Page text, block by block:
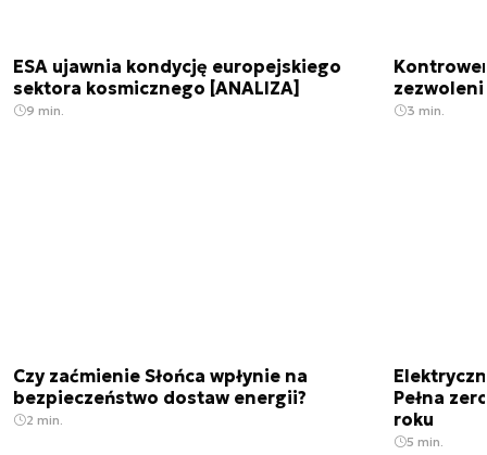
ESA ujawnia kondycję europejskiego
sektora kosmicznego [ANALIZA]
9 min. 3 min.
Czy zaćmienie Słońca wpłynie na
bezpieczeństwo dostaw energii?
2 min.
Pełna
roku
5 min.